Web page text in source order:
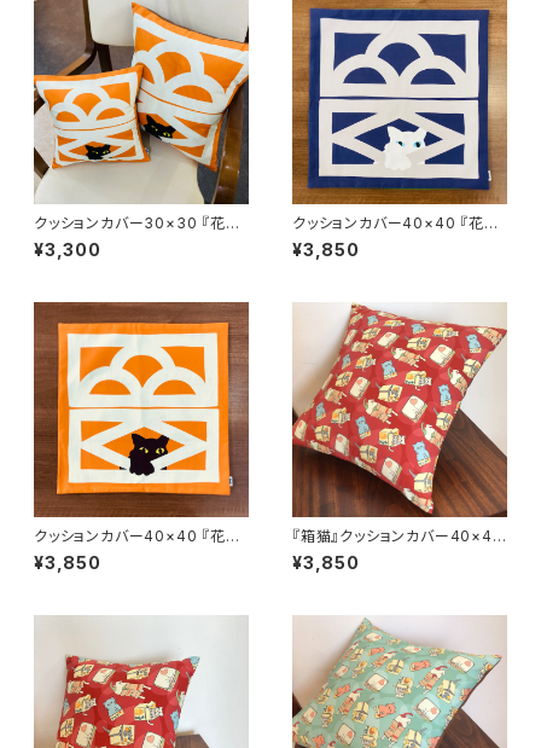
クッションカバー30×30 『花ブ
ロックと猫』夕焼け
¥3,300
クッションカバー40×40 『花ブ
ロックと猫』夜
¥3,850
クッションカバー40×40 『花ブ
ロックと猫』夕焼け
¥3,850
『箱猫』クッションカバー40×40
あまがし
¥3,850